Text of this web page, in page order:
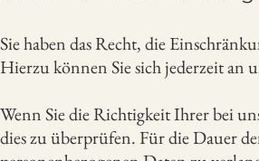
Sie haben das Recht, die
Hierzu können Sie sich jederzeit an
Wenn Sie die Richtigkeit Ihrer bei
dies zu überprüfen. Für die Dauer